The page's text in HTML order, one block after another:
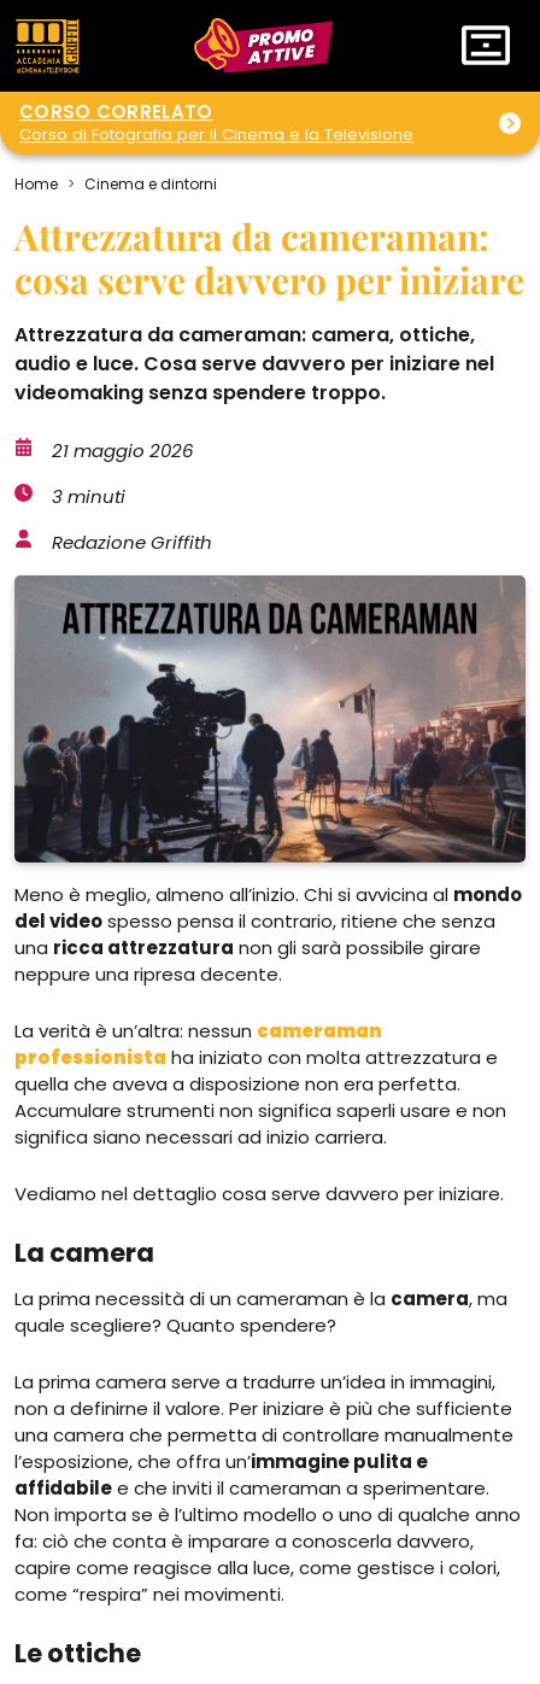
PROMO
ATTIVE
CORSO CORRELATO
Corso di Fotografia per il Cinema e la Televisione
Home Cinema e dintorni
Attrezzatura da cameraman:
cosa serve davvero per iniziare
Attrezzatura da cameraman: camera, ottiche,
audio e luce. Cosa serve davvero per iniziare nel
videomaking senza spendere troppo.
21 maggio 2026
3 minuti
Redazione Griffith
Meno è meglio, almeno all’inizio. Chi si avvicina al mondo
del videospesso pensa il contrario, ritiene che senza
una ricca attrezzatura non gli sarà possibile girare
neppure una ripresa decente.
La verità è un’altra: nessun cameraman
professionista ha iniziato con molta attrezzatura e
quella che aveva a disposizione non era perfetta.
Accumulare strumenti non significa saperli usare e non
significa siano necessari ad inizio carriera.
Vediamo nel dettaglio cosa serve davvero per iniziare.
La camera
La prima necessità di un cameraman è la camera, ma
quale scegliere? Quanto spendere?
La prima camera serve a tradurre un’idea in immagini,
non a definirne il valore. Per iniziare è più che sufficiente
una camera che permetta di controllare manualmente
l’esposizione, che offra un’immagine pulita e
affidabilee che inviti il cameraman a sperimentare.
Non importa se è l’ultimo modello o uno di qualche anno
fa: ciò che conta è imparare a conoscerla davvero,
capire come reagisce alla luce, come gestisce i colori,
come “respira” nei movimenti.
Le ottiche